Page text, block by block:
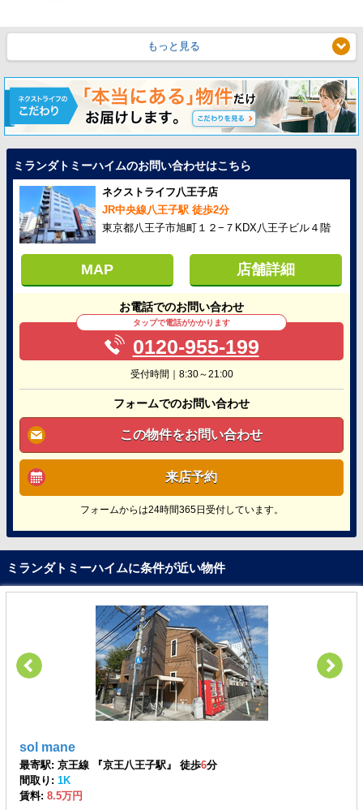
もっと見る
ミランダトミーハイムのお問い合わせはこちら
ネクストライフ八王子店
JR中央線八王子駅 徒歩2分
東京都八王子市旭町１２−７KDX八王子ビル４階
MAP 店舗詳細
お電話でのお問い合わせ
タップで電話がかかります
0120-955-199
受付時間｜8:30～21:00
フォームでのお問い合わせ
この物件をお問い合わせ
来店予約
フォームからは24時間365日受付しています。
ミランダトミーハイムに条件が近い物件
sol mane
最寄駅: 京王線 『京王八王子駅』 徒歩6分
間取り: 1K
賃料: 8.5万円